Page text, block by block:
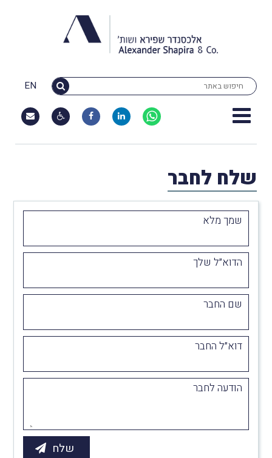
EN
שלח לחבר
שמך מלא
הדוא״ל שלך
שם החבר
דוא״ל החבר
הודעה לחבר